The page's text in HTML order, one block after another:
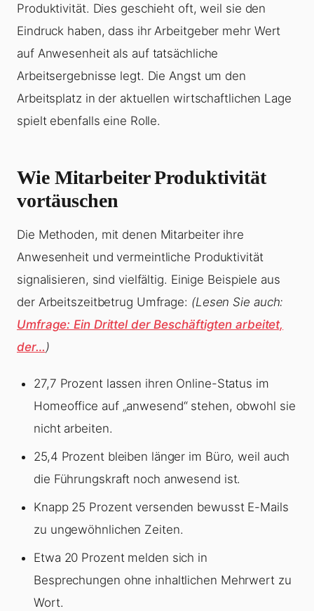
Produktivität. Dies geschieht oft, weil sie den
Eindruck haben, dass ihr Arbeitgeber mehr Wert
auf Anwesenheit als auf tatsächliche
Arbeitsergebnisse legt. Die Angst um den
Arbeitsplatz in der aktuellen wirtschaftlichen Lage
spielt ebenfalls eine Rolle.
Wie Mitarbeiter Produktivität
vortäuschen
Die Methoden, mit denen Mitarbeiter ihre
Anwesenheit und vermeintliche Produktivität
signalisieren, sind vielfältig. Einige Beispiele aus
der Arbeitszeitbetrug Umfrage: (Lesen Sie auch:
Umfrage: Ein Drittel der Beschäftigten arbeitet,
der… )
27,7 Prozent lassen ihren Online-Status im
Homeoffice auf „anwesend“ stehen, obwohl sie
nicht arbeiten.
25,4 Prozent bleiben länger im Büro, weil auch
die Führungskraft noch anwesend ist.
Knapp 25 Prozent versenden bewusst E-Mails
zu ungewöhnlichen Zeiten.
Etwa 20 Prozent melden sich in
Besprechungen ohne inhaltlichen Mehrwert zu
Wort.